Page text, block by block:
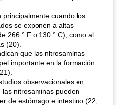
principalmente cuando los
​​se exponen a altas
266 ° F o 130 ° C), como al
(20).
que las nitrosaminas
importante en la formación
observacionales en
nitrosaminas pueden
de estómago e intestino (22,